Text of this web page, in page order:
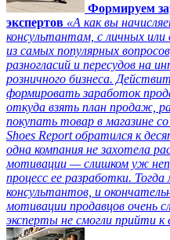
Формируем
экспертов «А как вы
консультантам, с личных
из самых популярных
разногласий и пересудов на
розничного бизнеса.
формировать заработок
откуда взять план продаж,
покупать товар в магазине
Shoes Report обратился к
одна компания не захотела
мотивации — слишком уж
процесс ее разработки.
консультантов, и
мотивации продавцов очень
эксперты не смогли прийти к